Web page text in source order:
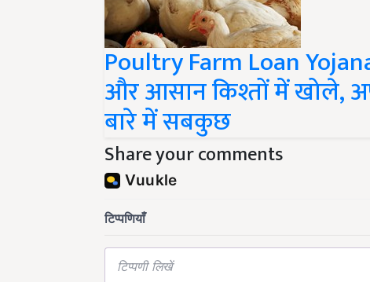
Poultry Farm Loan
और आसान किश्तों में खोले,
बारे में सबकुछ
Share your comments